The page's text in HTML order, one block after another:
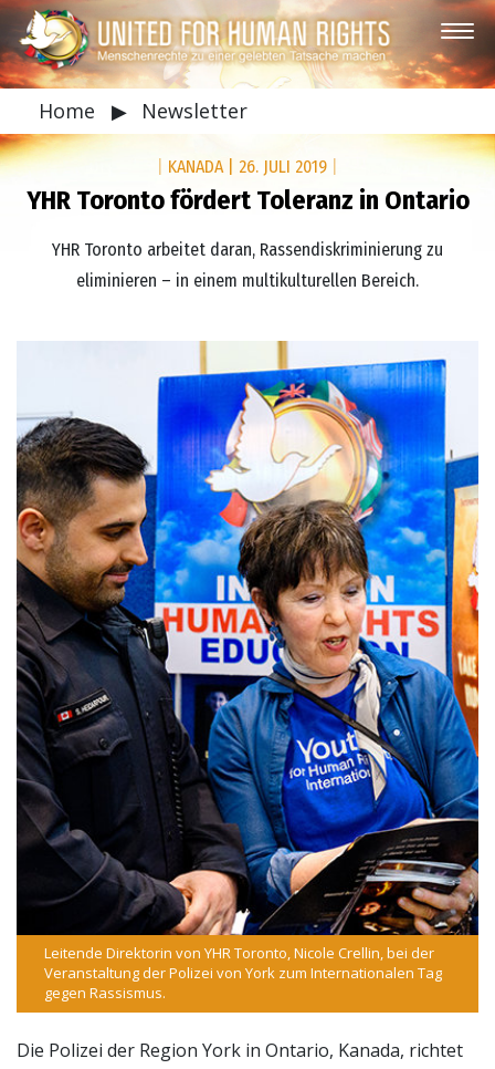
Home ▶ Newsletter
KANADA 26. JULI 2019
YHR Toronto fördert Toleranz in Ontario
YHR Toronto arbeitet daran, Rassendiskriminierung zu
eliminieren – in einem multikulturellen Bereich.
Leitende Direktorin von YHR Toronto, Nicole Crellin, bei der
Veranstaltung der Polizei von York zum Internationalen Tag
gegen Rassismus.
Die Polizei der Region York in Ontario, Kanada, richtet